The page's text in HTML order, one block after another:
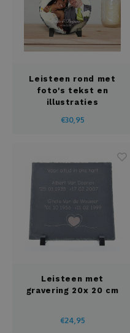
Leisteen rond met
foto's tekst en
illustraties
€30,95
Leisteen met
gravering 20x 20 cm
€24,95